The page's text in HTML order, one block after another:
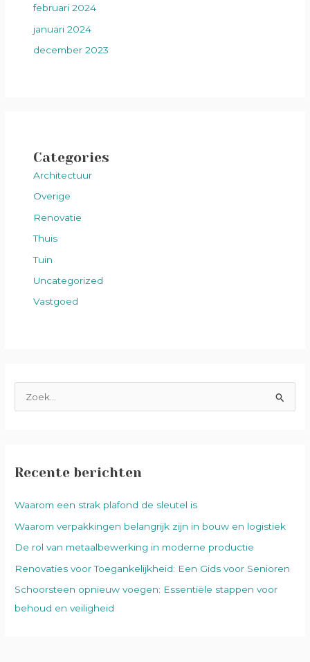
februari 2024
januari 2024
december 2023
Categories
Architectuur
Overige
Renovatie
Thuis
Tuin
Uncategorized
Vastgoed
n
a
r
:
Recente berichten
Waarom een strak plafond de sleutel is
Waarom verpakkingen belangrijk zijn in bouw en logistiek
De rol van metaalbewerking in moderne productie
Renovaties voor Toegankelijkheid: Een Gids voor Senioren
Schoorsteen opnieuw voegen: Essentiële stappen voor
behoud en veiligheid